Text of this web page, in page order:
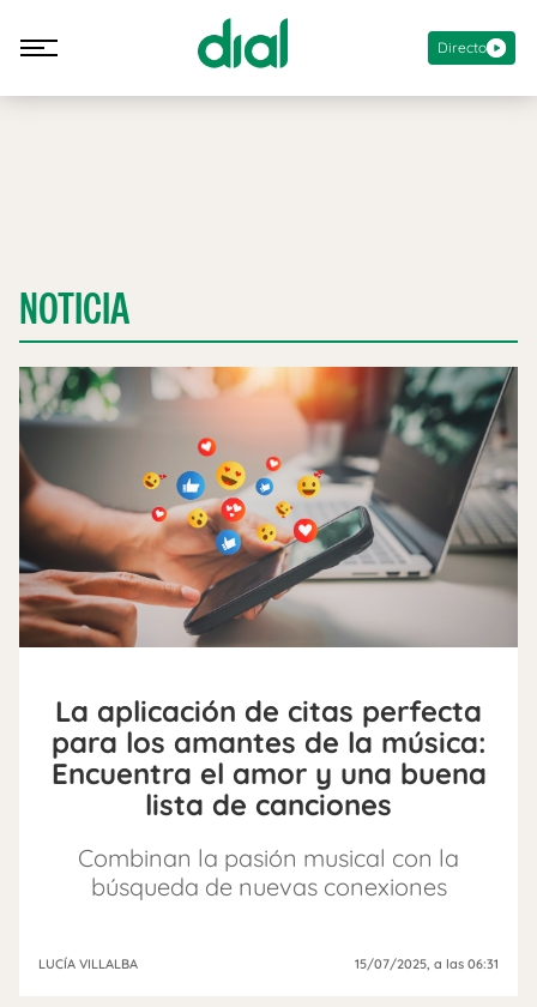
Directo
NOTICIA
La aplicación de citas perfecta
para los amantes de la música:
Encuentra el amor y una buena
lista de canciones
Combinan la pasión musical con la
búsqueda de nuevas conexiones
LUCÍA VILLALBA 15/07/2025, a las 06:31